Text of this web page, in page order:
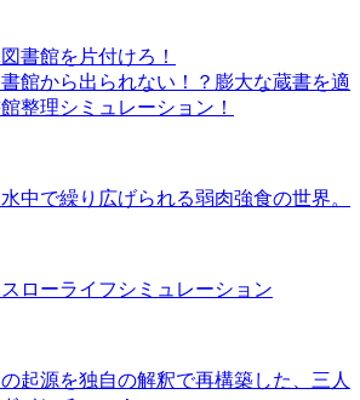
書館を片付けろ！
館から出られない！？膨大な蔵書を適
整理シミュレーション！
中で繰り広げられる弱肉強食の世界。
ローライフシミュレーション
起源を独自の解釈で再構築した、三人